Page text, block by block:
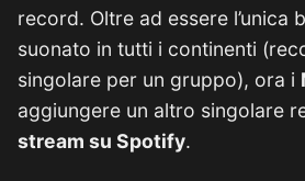
record. Oltre ad essere l’unica
suonato in tutti i continenti
singolare per un gruppo), ora i
aggiungere un altro singolare
stream su Spotify.